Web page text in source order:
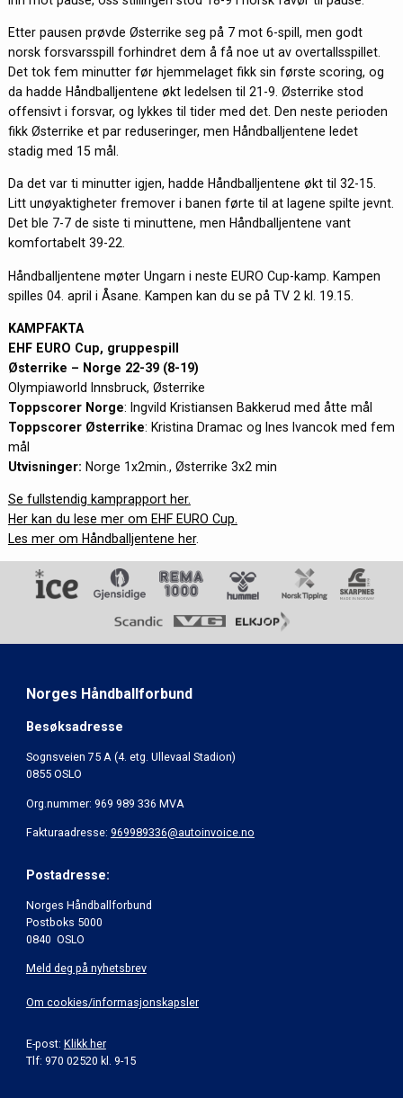
Etter pausen prøvde Østerrike seg på 7 mot 6-spill, men godt
norsk forsvarsspill forhindret dem å få noe ut av overtallsspillet.
Det tok fem minutter før hjemmelaget fikk sin første scoring, og
da hadde Håndballjentene økt ledelsen til 21-9. Østerrike stod
offensivt i forsvar, og lykkes til tider med det. Den neste perioden
fikk Østerrike et par reduseringer, men Håndballjentene ledet
stadig med 15 mål.
Da det var ti minutter igjen, hadde Håndballjentene økt til 32-15.
Litt unøyaktigheter fremover i banen førte til at lagene spilte jevnt.
Det ble 7-7 de siste ti minuttene, men Håndballjentene vant
komfortabelt 39-22.
Håndballjentene møter Ungarn i neste EURO Cup-kamp. Kampen
spilles 04. april i Åsane. Kampen kan du se på TV 2 kl. 19.15.
KAMPFAKTA
EHF EURO Cup, gruppespill
Østerrike – Norge 22-39 (8-19)
Olympiaworld Innsbruck, Østerrike
Toppscorer Norge: Ingvild Kristiansen Bakkerud med åtte mål
Toppscorer Østerrike: Kristina Dramac og Ines Ivancok med fem
mål
Utvisninger: Norge 1x2min., Østerrike 3x2 min
Se fullstendig kamprapport her.
Her kan du lese mer om EHF EURO Cup.
Les mer om Håndballjentene her.
Norges Håndballforbund
Besøksadresse
Sognsveien 75 A (4. etg. Ullevaal Stadion)
0855 OSLO
Org.nummer: 969 989 336 MVA
Fakturaadresse: 969989336@autoinvoice.no
Postadresse:
Norges Håndballforbund
Postboks 5000
0840 OSLO
Meld deg på nyhetsbrev
Om cookies/informasjonskapsler
E-post: Klikk her
Tlf: 970 02520 kl. 9-15